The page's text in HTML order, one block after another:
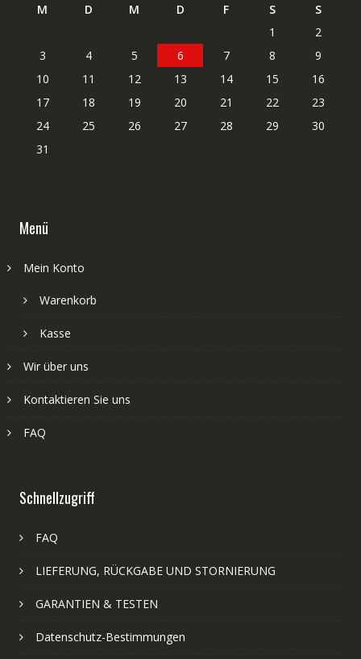
M D M D F S
S
1
2
3
4 5 6 7 8
9
10
11 12 13 14 15
16
17
18 19 20 21 22
23
24
25 26 27 28 29
30
31
Menü
Mein Konto
Warenkorb
Kasse
Wir über uns
Kontaktieren Sie uns
FAQ
Schnellzugriff
FAQ
LIEFERUNG, RÜCKGABE UND STORNIERUNG
GARANTIEN & TESTEN
Datenschutz-Bestimmungen